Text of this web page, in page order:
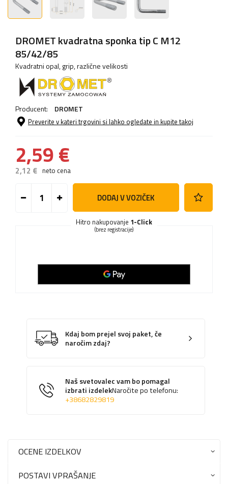
DROMET kvadratna sponka tip C M12
85/42/85
Kvadratni opal, grip, različne velikosti
Producent: DROMET
Preverite v kateri trgovini si lahko ogledate in kupite takoj
2,59 €
2,12 € neto cena
DODAJ V VOZIČEK
Hitro nakupovanje 1-Click
(brez registracije)
Kdaj bom prejel svoj paket, če
naročim zdaj?
Naš svetovalec vam bo pomagal
izbrati izdelekNaročite po telefonu:
+38682829819
OCENE IZDELKOV
POSTAVI VPRAŠANJE